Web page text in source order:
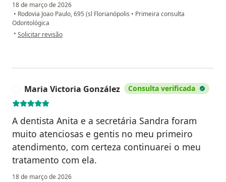
18 de março de 2026
• Rodovia Joao Paulo, 695 (sl Florianópolis • Primeira consulta
Odontológica
• na opinião do utilizador Beatriz Maltempi Monfardine
Solicitar revisão
Maria Victoria González Consulta verificada
A dentista Anita e a secretária Sandra foram
muito atenciosas e gentis no meu primeiro
atendimento, com certeza continuarei o meu
tratamento com ela.
18 de março de 2026